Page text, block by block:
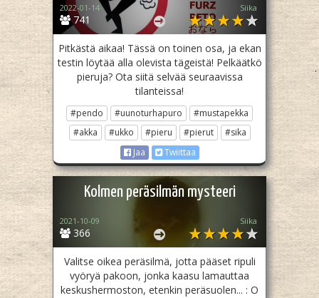
741
2022-01-14 Siika
Pitkästä aikaa! Tässä on toinen osa, ja ekan
testin löytää alla olevista tägeistä! Pelkäätkö
pieruja? Ota siitä selvää seuraavissa
tilanteissa!
#pendo #uunoturhapuro
#mustapekka
#akka
#ukko #pieru #pierut
#sika
Jaa
Twiittaa
Kolmen peräsilmän mysteeri
366
2021-10-09 Siika
Valitse oikea peräsilmä, jotta pääset ripuli
vyöryä pakoon, jonka kaasu lamauttaa
keskushermoston, etenkin peräsuolen... : O